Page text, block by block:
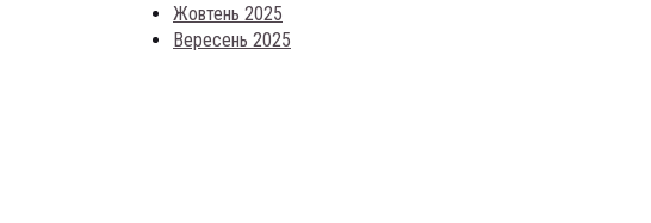
Жовтень 2025
Вересень 2025